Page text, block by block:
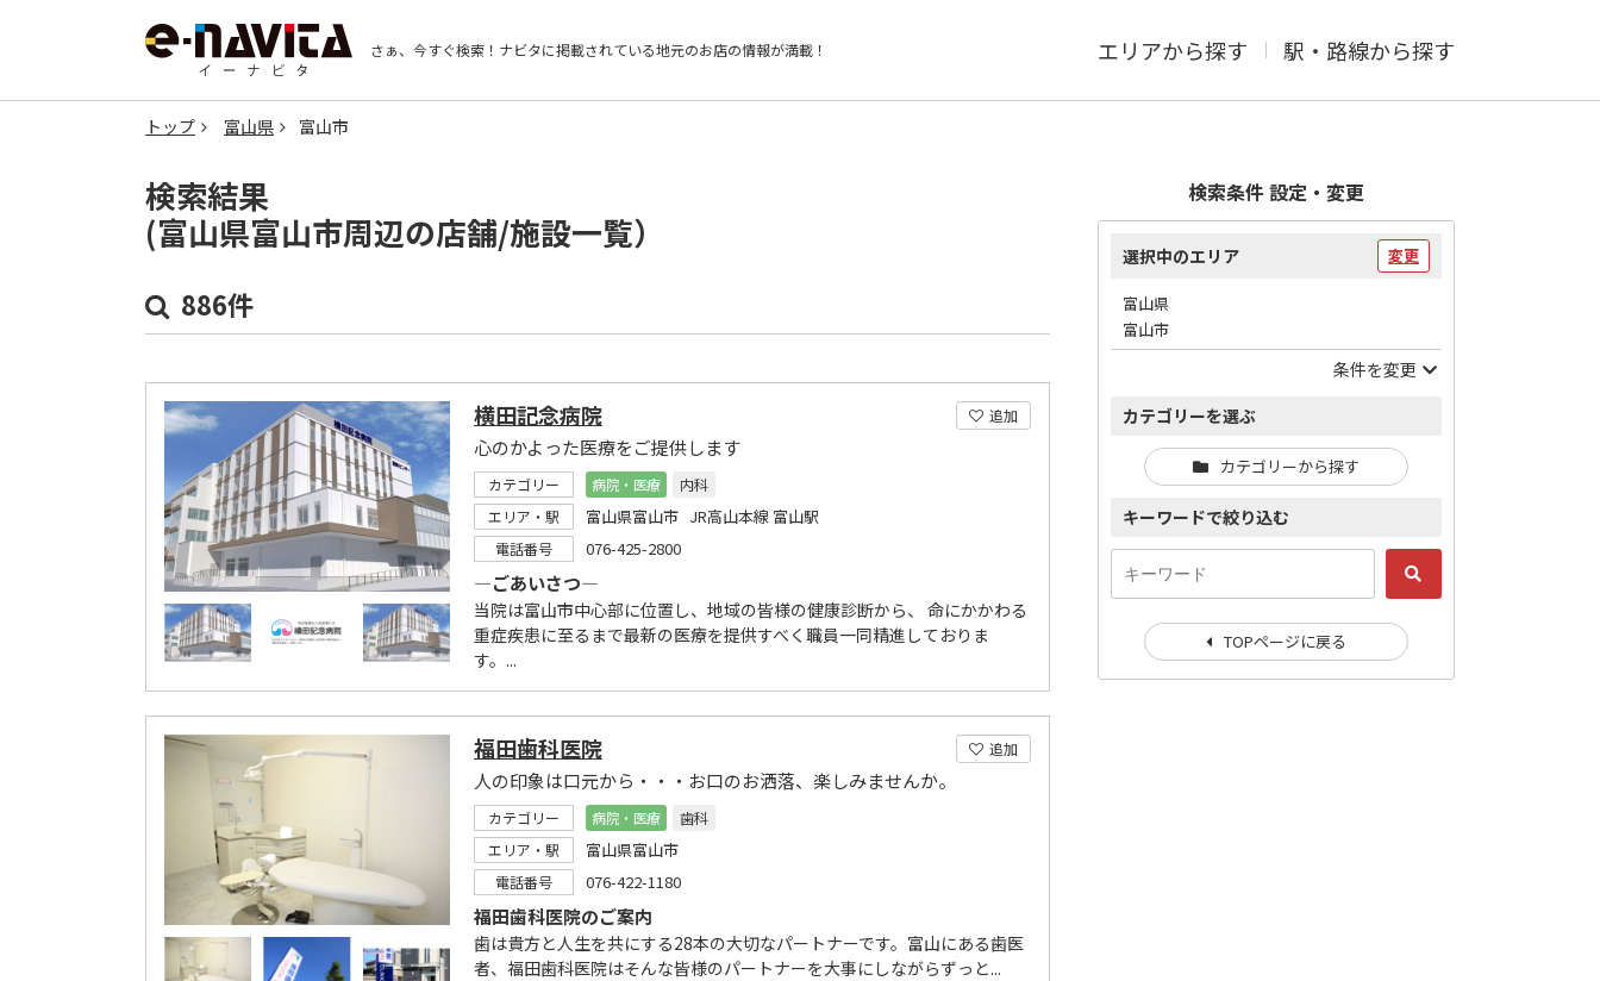
さぁ、今すぐ検索！ ナビタに掲載されている地元のお店の情報が満載！ エリアから探す 駅・路線から探す
トップ 富山県 富山市
検索結果
(富山県富山市周辺の店舗/施設一覧）
886件
追加
横田記念病院
心のかよった医療をご提供します
カテゴリー 病院・医療
内科
エリア・駅
富山県富山市 JR高山本線 富山駅
電話番号 076-425-2800
―ごあいさつ―
当院は富山市中心部に位置し、地域の皆様の健康診断から、 命にかかわる
重症疾患に至るまで最新の医療を提供すべく職員一同精進しておりま
す。...
追加
福田歯科医院
人の印象は口元から・・・お口のお洒落、楽しみませんか。
カテゴリー 病院・医療
歯科
エリア・駅
富山県富山市
電話番号 076-422-1180
福田歯科医院のご案内
歯は貴方と人生を共にする28本の大切なパートナーです。富山にある歯医
者、福田歯科医院はそんな皆様のパートナーを大事にしながらずっと...
検索条件 設定・変更
選択中のエリア 変更
富山県
富山市
条件を変更
カテゴリーを選ぶ
カテゴリーから探す
キーワードで絞り込む
TOPページに戻る